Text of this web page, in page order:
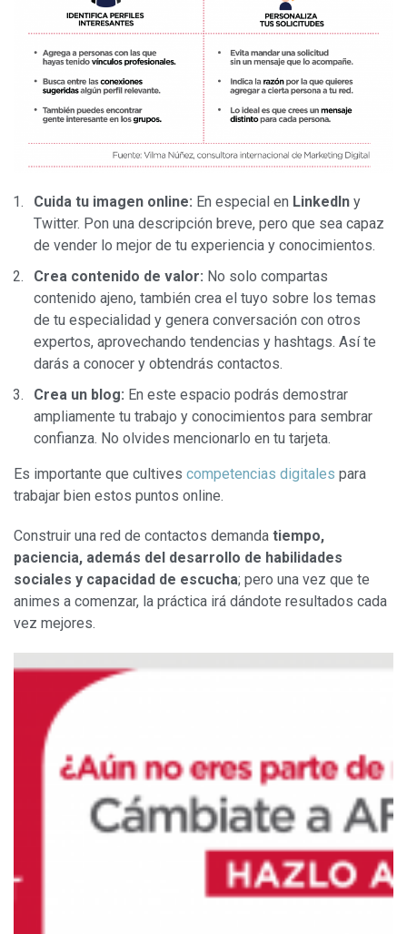
Cuida tu imagen online: En especial en LinkedIn y
Twitter. Pon una descripción breve, pero que sea capaz
de vender lo mejor de tu experiencia y conocimientos.
Crea contenido de valor: No solo compartas
contenido ajeno, también crea el tuyo sobre los temas
de tu especialidad y genera conversación con otros
expertos, aprovechando tendencias y hashtags. Así te
darás a conocer y obtendrás contactos.
Crea un blog: En este espacio podrás demostrar
ampliamente tu trabajo y conocimientos para sembrar
confianza. No olvides mencionarlo en tu tarjeta.
Es importante que cultives competencias digitales para
trabajar bien estos puntos online.
Construir una red de contactos demanda tiempo,
paciencia, además del desarrollo de habilidades
sociales y capacidad de escucha; pero una vez que te
animes a comenzar, la práctica irá dándote resultados cada
vez mejores.